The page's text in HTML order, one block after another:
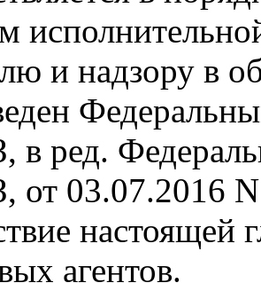
и надзору в
в ред.
от 03.07.2016
настоящей
агентов.